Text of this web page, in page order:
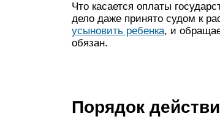
Что касается оплаты
дело даже принято судом к
усыновить ребенка, и
обязан.
Порядок